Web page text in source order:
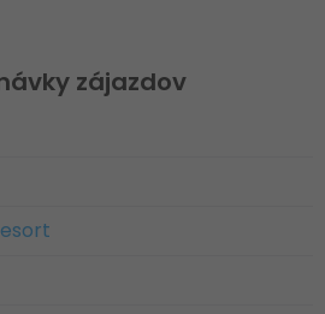
zájazdov